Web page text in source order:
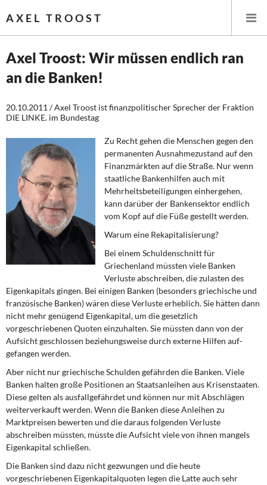
AXEL TROOST
Startseite
Themen
Leitlinien linker Wirtschafts- und Finanzpolitik
Wirtschaftspolitik
Steuer- und Finanzpolitik
Öffentliche Infrastruktur und Daseinsvorsorge
Eurokrise und Griechenland
Weitere Themen
Memo-Gruppe
Institut Solidarische Moderne
Rosa-Luxemburg-Stiftung
Über mich
Kontakt
Axel Troost: Wir müssen endlich ran
an die Banken!
20.10.2011 / Axel Troost ist finanzpolitischer Sprecher der Fraktion
DIE LINKE. im Bundestag
Zu Recht gehen die Menschen gegen den
permanenten Ausnahmezustand auf den
Fi­nanzmärkten auf die Straße. Nur wenn
staatliche Bankenhilfen auch mit
Mehrheitsbetei­ligungen einhergehen,
kann darüber der Bankensektor endlich
vom Kopf auf die Füße gestellt werden.
Warum eine Rekapitalisierung?
Bei einem Schuldenschnitt für
Griechenland müssten viele Banken
Verluste abschrei­ben, die zulasten des
Eigenkapitals gingen. Bei einigen Banken (besonders griechische und
französische Banken) wären diese Verluste erheblich. Sie hätten dann
nicht mehr genügend Eigenkapital, um die gesetzlich
vorgeschriebenen Quoten einzuhalten. Sie müssten dann von der
Aufsicht geschlossen beziehungsweise durch externe Hilfen auf­
gefangen werden.
Aber nicht nur griechische Schulden gefährden die Banken. Viele
Banken halten große Positionen an Staatsanleihen aus Krisenstaaten.
Diese gelten als ausfallgefährdet und können nur mit Abschlägen
weiterverkauft werden. Wenn die Banken diese Anleihen zu
Marktpreisen bewerten und die daraus folgenden Verluste
abschreiben müssten, müss­te die Aufsicht viele von ihnen mangels
Eigenkapital schließen.
Die Banken sind dazu nicht gezwungen und die heute
vorgeschriebenen Eigenkapital­quoten legen die Latte auch sehr